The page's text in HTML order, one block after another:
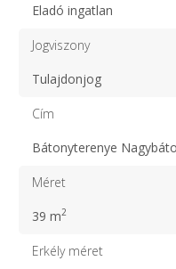
Eladó ingatlan
Jogviszony
Tulajdonjog
Cím
Bátonyterenye
Méret
39 m2
Erkély méret